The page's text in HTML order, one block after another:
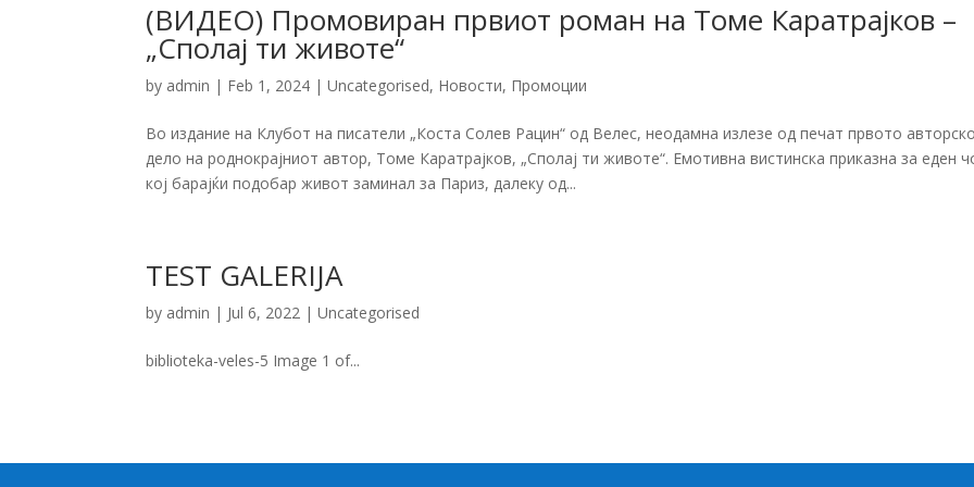
(ВИДЕО) Промовиран првиот роман на Томе Каратрајков –
„Сполај ти животе“
by admin | Feb 1, 2024 |Uncategorised, Новости, Промоции
Во издание на Клубот на писатели „Коста Солев Рацин“ од Велес, неодамна излезе од печат првото авторско
дело на роднокрајниот автор, Томе Каратрајков, „Сполај ти животе“. Емотивна вистинска приказна за еден
кој барајќи подобар живот заминал за Париз, далеку од...
TEST GALERIJA
by admin | Jul 6, 2022 |Uncategorised
biblioteka-veles-5 Image 1 of...